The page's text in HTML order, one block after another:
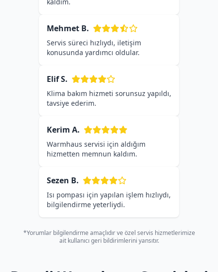
Mehmet B.
Servis süreci hızlıydı, iletişim
konusunda yardımcı oldular.
Elif S.
Klima bakım hizmeti sorunsuz yapıldı,
tavsiye ederim.
Kerim A.
Warmhaus servisi için aldığım
hizmetten memnun kaldım.
Sezen B.
Isı pompası için yapılan işlem hızlıydı,
bilgilendirme yeterliydi.
*Yorumlar bilgilendirme amaçlıdır ve özel servis hizmetlerimize
ait kullanıcı geri bildirimlerini yansıtır.